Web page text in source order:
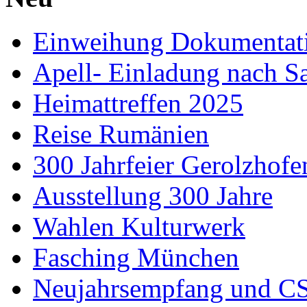
Einweihung
Apell- Einladung nach
Heimattreffen 2025
Reise Rumänien
300 Jahrfeier
Ausstellung 300 Jahre
Wahlen Kulturwerk
Fasching München
Neujahrsempfang und